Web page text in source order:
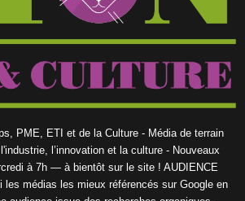
PME, ETI et de la Culture - Média de terrain
l’innovation et la culture - Nouveaux
à 7h — à bientôt sur le site ! AUDIENCE
médias les mieux référencés sur Google en